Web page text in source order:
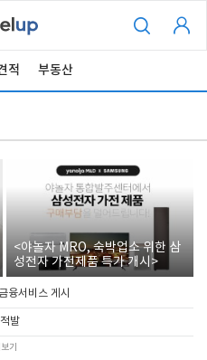
적 부동산
<야놀자 MRO, 숙박업소 위한 삼
성전자 가전제품 특가 개시>
융서비스 게시
발
기